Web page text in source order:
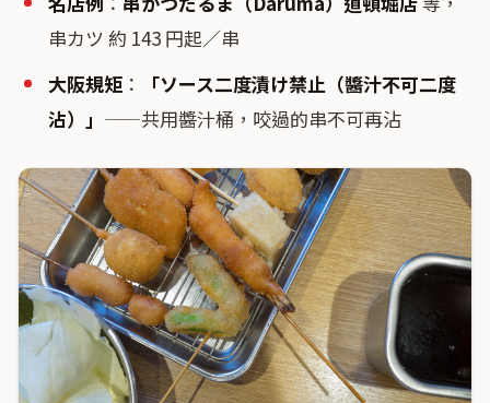
串カツ 約 143 円起／串
大阪規矩 ：
「ソース二度漬け禁止（醬汁不可二度
沾）」 ——共用醬汁桶，咬過的串不可再沾